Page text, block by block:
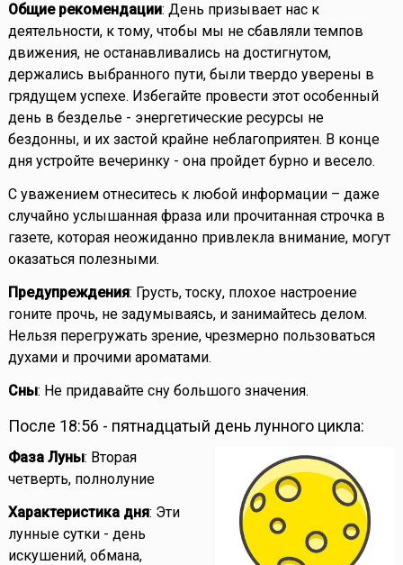
Общие рекомендации: День призывает нас к
деятельности, к тому, чтобы мы не сбавляли темпов
движения, не останавливались на достигнутом,
держались выбранного пути, были твердо уверены в
грядущем успехе. Избегайте провести этот особенный
день в безделье - энергетические ресурсы не
бездонны, и их застой крайне неблагоприятен. В конце
дня устройте вечеринку - она пройдет бурно и весело.
С уважением отнеситесь к любой информации – даже
случайно услышанная фраза или прочитанная строчка в
газете, которая неожиданно привлекла внимание, могут
оказаться полезными.
Предупреждения: Грусть, тоску, плохое настроение
гоните прочь, не задумываясь, и занимайтесь делом.
Нельзя перегружать зрение, чрезмерно пользоваться
духами и прочими ароматами.
Сны: Не придавайте сну большого значения.
После 18:56 - пятнадцатый день лунного цикла:
Фаза Луны: Вторая
четверть, полнолуние
Характеристика дня: Эти
лунные сутки - день
искушений, обмана,